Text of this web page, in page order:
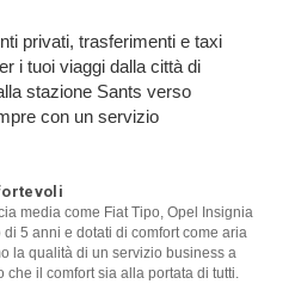
privati, trasferimenti e taxi
i tuoi viaggi dalla città di
stazione Sants verso
con un servizio
media come Fiat Tipo, Opel Insignia
5 anni e dotati di comfort come aria
la qualità di un servizio business a
che il comfort sia alla portata di tutti.